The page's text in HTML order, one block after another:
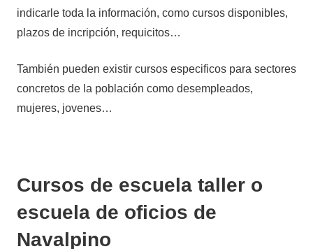
indicarle toda la información, como cursos disponibles,
plazos de incripción, requicitos…
También pueden existir cursos especificos para sectores
concretos de la población como desempleados,
mujeres, jovenes…
Cursos de escuela taller o
escuela de oficios de
Navalpino